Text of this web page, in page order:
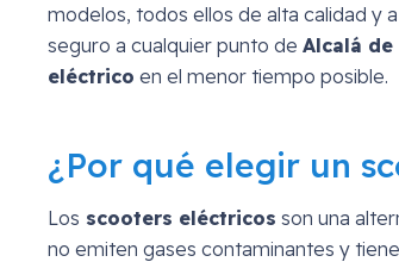
modelos, todos ellos de alta calidad y
seguro a cualquier punto de Alcalá de
eléctrico en el menor tiempo posible.
¿Por qué elegir un
Los scooters eléctricos son una
no emiten gases contaminantes y